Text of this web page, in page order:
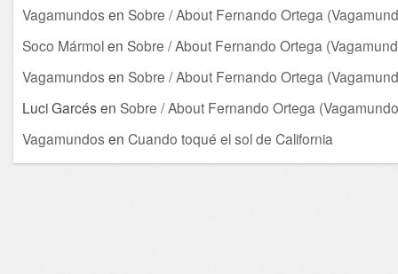
Vagamundos en Sobre / About Fernando Ortega
Soco Mármolen Sobre / About Fernando Ortega
Vagamundos en Sobre / About Fernando Ortega
Luci Garcés en Sobre / About Fernando Ortega
Vagamundos en Cuando toqué el sol de California